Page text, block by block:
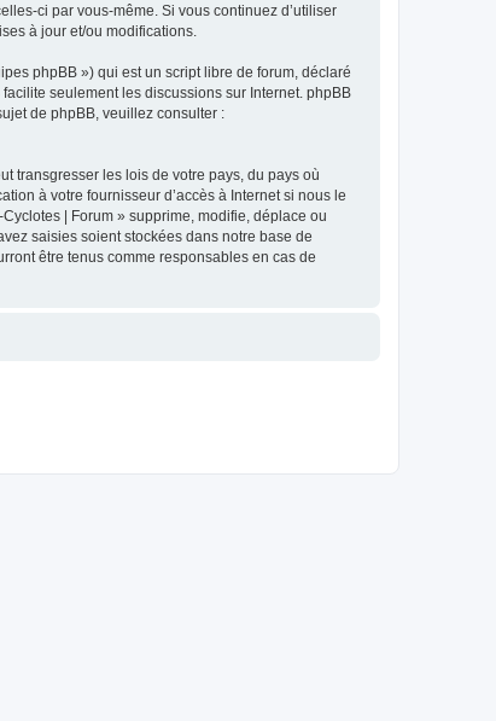
ci par vous-même. Si vous continuez d’utiliser
à jour et/ou modifications.
phpBB ») qui est un script libre de forum, déclaré
facilite seulement les discussions sur Internet. phpBB
de phpBB, veuillez consulter :
transgresser les lois de votre pays, du pays où
à votre fournisseur d’accès à Internet si nous le
| Forum » supprime, modifie, déplace ou
saisies soient stockées dans notre base de
être tenus comme responsables en cas de